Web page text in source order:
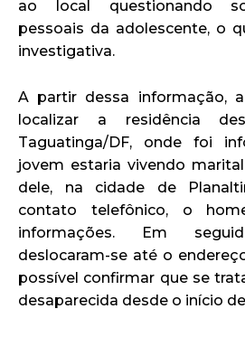
ao local questionando
pessoais da adolescente, o
investigativa.
A partir dessa informação,
localizar a residência
Taguatinga/DF, onde foi
jovem estaria vivendo
dele, na cidade de
contato telefônico, o
informações. Em
deslocaram-se até o
possível confirmar que se
desaparecida desde o início